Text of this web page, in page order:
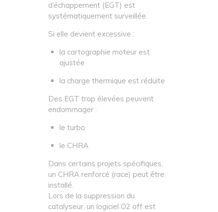
d’échappement (EGT) est
systématiquement surveillée.
Si elle devient excessive :
la cartographie moteur est
ajustée
la charge thermique est réduite
Des EGT trop élevées peuvent
endommager :
le turbo
le CHRA
Dans certains projets spécifiques,
un CHRA renforcé (race) peut être
installé.
Lors de la suppression du
catalyseur, un logiciel O2 off est